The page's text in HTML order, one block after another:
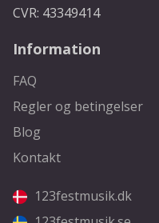
CVR: 43349414
Information
FAQ
Regler og betingelser
Blog
Kontakt
123festmusik.dk